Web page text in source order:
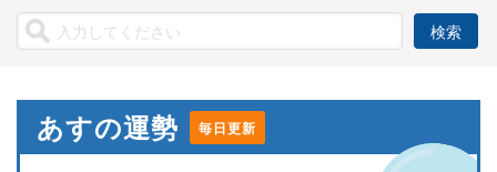
あすの運勢 毎日更新